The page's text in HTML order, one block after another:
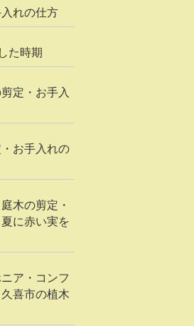
れの仕方
た時期
定・お手入
お手入れの
木の剪定・
に赤い実を
ア・コンフ
喜市の植木